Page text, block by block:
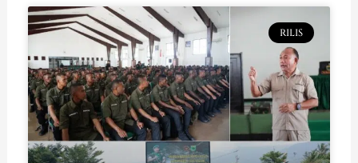
RILIS